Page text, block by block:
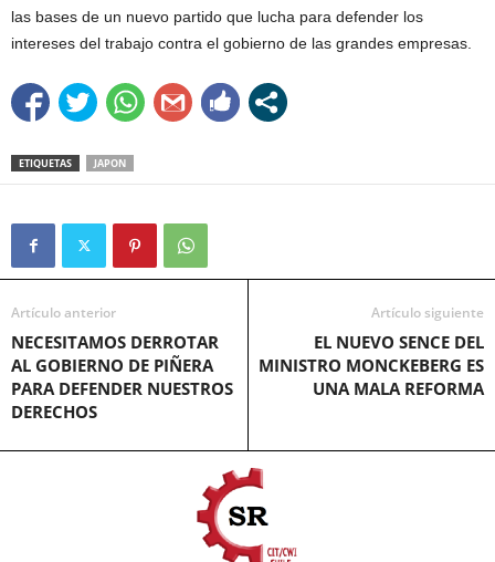
las bases de un nuevo partido que lucha para defender los
intereses del trabajo contra el gobierno de las grandes empresas.
ETIQUETAS JAPON
Artículo anterior
NECESITAMOS DERROTAR
AL GOBIERNO DE PIÑERA
PARA DEFENDER NUESTROS
DERECHOS
Artículo siguiente
EL NUEVO SENCE DEL
MINISTRO MONCKEBERG ES
UNA MALA REFORMA